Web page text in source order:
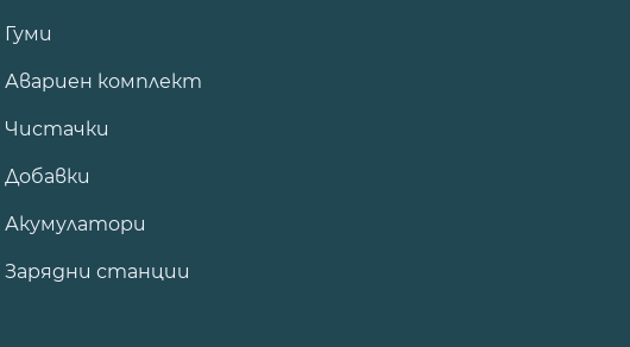
Гуми
Авариен комплект
Чистачки
Добавки
Акумулатори
Зарядни станции